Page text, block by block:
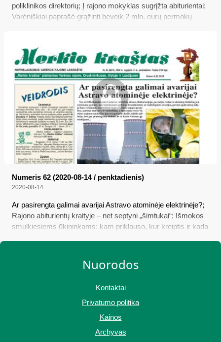
poliklinikos direktorių; Į rajono mokyklas sugrįžta abiturientai;
Varėniškiai paprašė grąžinti beveik 2 mln. eurų permokų
Numeris 62 (2020-08-14 / penktadienis)
2020-08-14
Ar pasirengta galimai avarijai Astravo atominėje elektrinėje?;
Rajono abiturientų kraityje – net septyni „šimtukai“; Išmokos
smulkiesiems ūkininkams: kam priklauso, kur kreiptis ir kada
Nuorodos
Kontaktai
Privatumo politika
Kainos
Archyvas